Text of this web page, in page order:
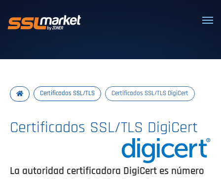
Certificados SSL/TLS confiables
Certificados SSL/TLS Certificados SSL/TLS DigiCert
Certificados SSL/TLS DigiCert
La autoridad certificadora DigiCert es número